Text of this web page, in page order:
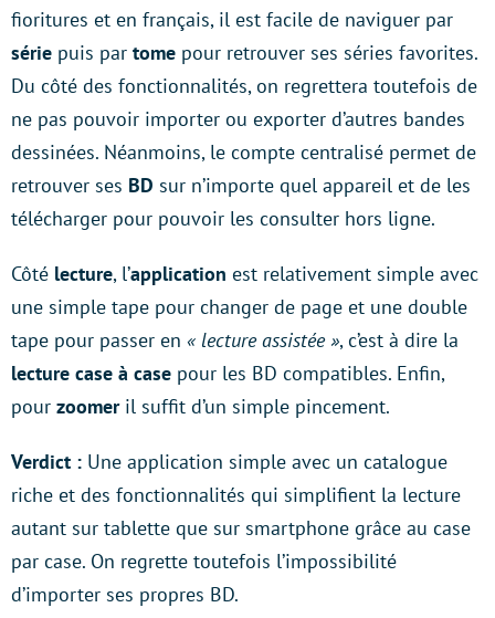
fioritures et en français, il est facile de naviguer par
série puis par tome pour retrouver ses séries favorites.
Du côté des fonctionnalités, on regrettera toutefois de
ne pas pouvoir importer ou exporter d’autres bandes
dessinées. Néanmoins, le compte centralisé permet de
retrouver ses BD sur n’importe quel appareil et de les
télécharger pour pouvoir les consulter hors ligne.
Côté lecture, l’application est relativement simple avec
une simple tape pour changer de page et une double
tape pour passer en « lecture assistée », c’est à dire la
lecture case à case pour les BD compatibles. Enfin,
pour zoomer il suffit d’un simple pincement.
Verdict : Une application simple avec un catalogue
riche et des fonctionnalités qui simplifient la lecture
autant sur tablette que sur smartphone grâce au case
par case. On regrette toutefois l’impossibilité
d’importer ses propres BD.